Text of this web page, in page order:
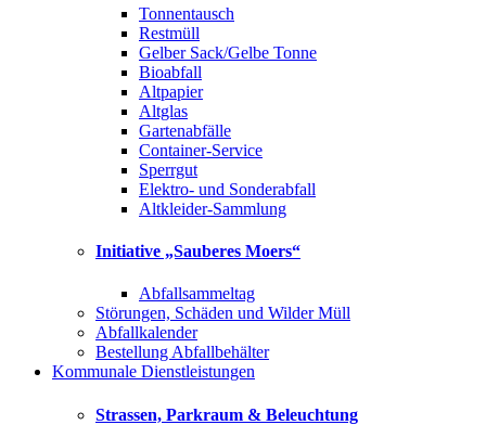
Tonnentausch
Restmüll
Gelber Sack/Gelbe Tonne
Bioabfall
Altpapier
Altglas
Gartenabfälle
Container-Service
Sperrgut
Elektro- und Sonderabfall
Altkleider-Sammlung
Initiative „Sauberes Moers“
Abfallsammeltag
Störungen, Schäden und Wilder Müll
Abfallkalender
Bestellung Abfallbehälter
Kommunale Dienstleistungen
Strassen, Parkraum & Beleuchtung